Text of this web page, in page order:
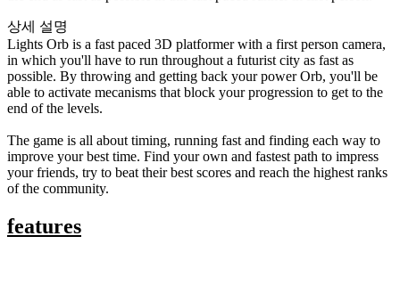
상세 설명
Lights Orb is a fast paced 3D platformer with a first person camera,
in which you'll have to run throughout a futurist city as fast as
possible. By throwing and getting back your power Orb, you'll be
able to activate mecanisms that block your progression to get to the
end of the levels.
The game is all about timing, running fast and finding each way to
improve your best time. Find your own and fastest path to impress
your friends, try to beat their best scores and reach the highest ranks
of the community.
features